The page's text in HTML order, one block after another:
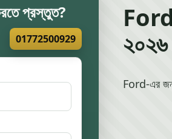
প্রস্তুত?
01772500929
Ford-এর